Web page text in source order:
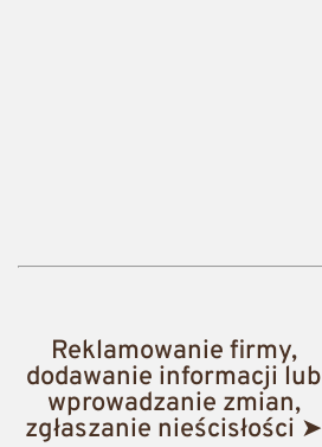
Reklamowanie firmy,
dodawanie informacji lub
wprowadzanie zmian,
zgłaszanie nieścisłości ➤